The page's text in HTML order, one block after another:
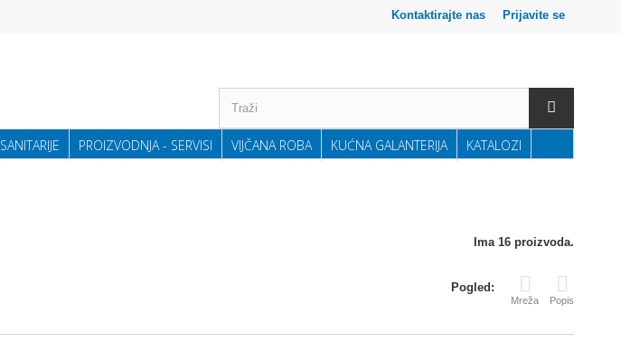
Prijavite se
Kontaktirajte nas
SANITARIJE PROIZVODNJA - SERVISI VIJČANA ROBA KUĆNA GALANTERIJA KATALOZI
Ima 16 proizvoda.
Pogled:
Mreža Popis